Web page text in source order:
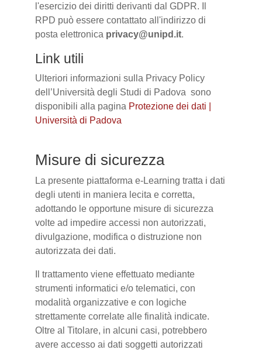
l'esercizio dei diritti derivanti dal GDPR. Il
RPD può essere contattato all'indirizzo di
posta elettronica privacy@unipd.it.
Link utili
Ulteriori informazioni sulla Privacy Policy
dell’Università degli Studi di Padova sono
disponibili alla pagina Protezione dei dati |
Università di Padova
Misure di sicurezza
La presente piattaforma e-Learning tratta i dati
degli utenti in maniera lecita e corretta,
adottando le opportune misure di sicurezza
volte ad impedire accessi non autorizzati,
divulgazione, modifica o distruzione non
autorizzata dei dati.
Il trattamento viene effettuato mediante
strumenti informatici e/o telematici, con
modalità organizzative e con logiche
strettamente correlate alle finalità indicate.
Oltre al Titolare, in alcuni casi, potrebbero
avere accesso ai dati soggetti autorizzati